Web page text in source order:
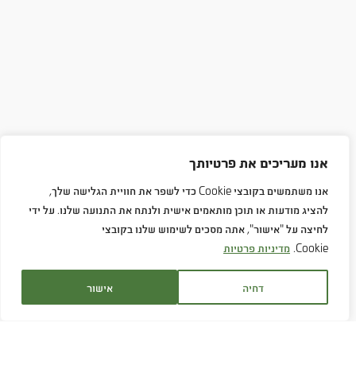
אנו מעריכים את פרטיותך
אנו משתמשים בקובצי Cookie כדי לשפר את חוויית הגלישה שלך,
להציג מודעות או תוכן מותאמים אישית ולנתח את התנועה שלנו. על ידי
לחיצה על "אישור", אתה מסכים לשימוש שלנו בקובצי
Cookie. מדיניות פרטיות
דחיה אישור